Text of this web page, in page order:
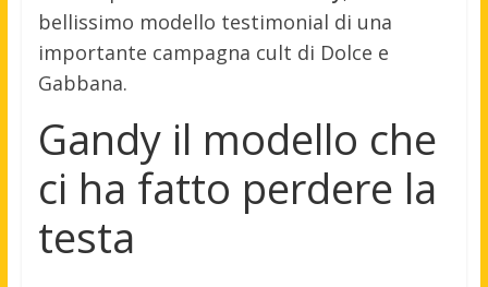
bellissimo modello testimonial di una
importante campagna cult di Dolce e
Gabbana.
Gandy il modello che
ci ha fatto perdere la
testa